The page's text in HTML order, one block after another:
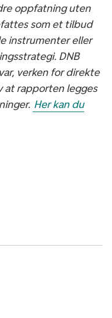
oppfatning uten
som et tilbud
instrumenter eller
DNB
verken for direkte
at rapporten legges
Her kan du